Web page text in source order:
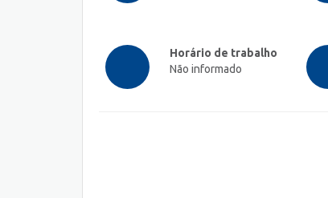
Horário de trabalho
Não informado